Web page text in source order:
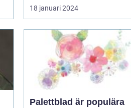
18 januari 2024
Palettblad är populära